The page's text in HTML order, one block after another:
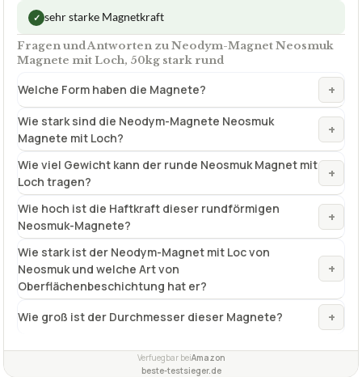
✓ sehr starke Magnetkraft
Fragen und Antworten zu Neodym-Magnet Neosmuk
Magnete mit Loch, 50kg stark rund
Welche Form haben die Magnete? +
Wie stark sind die Neodym-Magnete Neosmuk
Magnete mit Loch?
+
Wie viel Gewicht kann der runde Neosmuk Magnet mit
Loch tragen?
+
Wie hoch ist die Haftkraft dieser rundförmigen
Neosmuk-Magnete?
+
Wie stark ist der Neodym-Magnet mit Loc von
Neosmuk und welche Art von
Oberflächenbeschichtung hat er?
+
Wie groß ist der Durchmesser dieser Magnete? +
Verfuegbar beiAmazon
beste-testsieger.de